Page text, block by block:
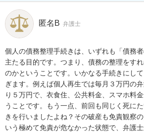
匿名B 弁護士
個人の債務整理手続きは、いずれも「債務
主たる目的です。つまり、債務の整理をす
のかということです。いかなる手続きにし
ぎます。例えば個人再生では毎月３万円の
り５万円で、衣食住、公共料金、スマホ料
うことです。もう一点、前回も同じく死に
きを行いましたよね？その破産も免責観察
いう極めて免責が危なかった状態で、弁護